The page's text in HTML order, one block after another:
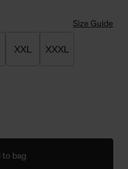
Size Guide
XXL XXXL
to bag